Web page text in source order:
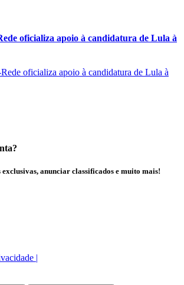
oficializa apoio à candidatura de Lula à
anunciar classificados e muito mais!
|